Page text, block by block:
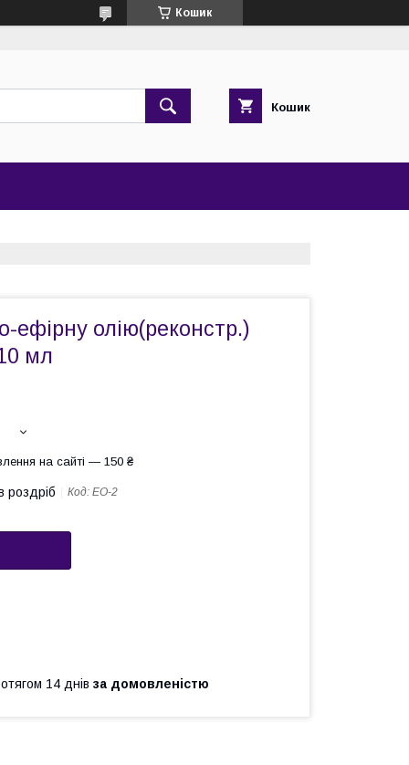
Кошик
Кошик
ефірну олію(реконстр.)
мл
на сайті — 150 ₴
роздріб Код: ЕО-2
14 днів за домовленістю